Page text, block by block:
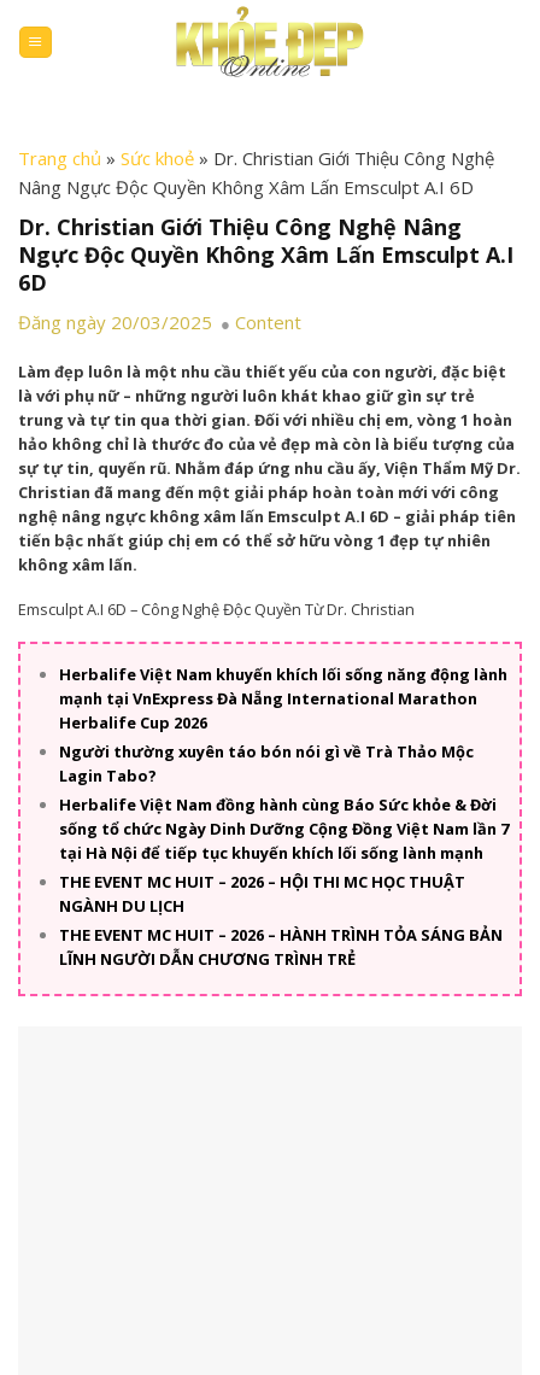
content
Trang chủ » Sức khoẻ » Dr. Christian Giới Thiệu Công Nghệ
Nâng Ngực Độc Quyền Không Xâm Lấn Emsculpt A.I 6D
Dr. Christian Giới Thiệu Công Nghệ Nâng
Ngực Độc Quyền Không Xâm Lấn Emsculpt A.I
6D
Đăng ngày 20/03/2025 Content
Làm đẹp luôn là một nhu cầu thiết yếu của con người, đặc biệt
là với phụ nữ – những người luôn khát khao giữ gìn sự trẻ
trung và tự tin qua thời gian. Đối với nhiều chị em, vòng 1 hoàn
hảo không chỉ là thước đo của vẻ đẹp mà còn là biểu tượng của
sự tự tin, quyến rũ. Nhằm đáp ứng nhu cầu ấy, Viện Thẩm Mỹ Dr.
Christian đã mang đến một giải pháp hoàn toàn mới với công
nghệ nâng ngực không xâm lấn Emsculpt A.I 6D – giải pháp tiên
tiến bậc nhất giúp chị em có thể sở hữu vòng 1 đẹp tự nhiên
không xâm lấn.
Emsculpt A.I 6D – Công Nghệ Độc Quyền Từ Dr. Christian
Herbalife Việt Nam khuyến khích lối sống năng động lành
mạnh tại VnExpress Đà Nẵng International Marathon
Herbalife Cup 2026
Người thường xuyên táo bón nói gì về Trà Thảo Mộc
Lagin Tabo?
Herbalife Việt Nam đồng hành cùng Báo Sức khỏe & Đời
sống tổ chức Ngày Dinh Dưỡng Cộng Đồng Việt Nam lần 7
tại Hà Nội để tiếp tục khuyến khích lối sống lành mạnh
THE EVENT MC HUIT – 2026 – HỘI THI MC HỌC THUẬT
NGÀNH DU LỊCH
THE EVENT MC HUIT – 2026 – HÀNH TRÌNH TỎA SÁNG BẢN
LĨNH NGƯỜI DẪN CHƯƠNG TRÌNH TRẺ